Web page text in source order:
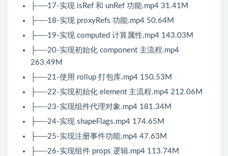
├──17-实现 isRef 和 unRef 功能.mp4 31.41M
├──18-实现 proxyRefs 功能.mp4 50.64M
├──19-实现 computed 计算属性.mp4 143.03M
├──20-实现初始化 component 主流程.mp4
263.49M
├──21-使用 rollup 打包库.mp4 150.53M
├──22-实现初始化 element 主流程.mp4 212.06M
├──23-实现组件代理对象.mp4 181.34M
├──24-实现 shapeFlags.mp4 174.65M
├──25-实现注册事件功能.mp4 47.63M
├──26-实现组件 props 逻辑.mp4 113.74M